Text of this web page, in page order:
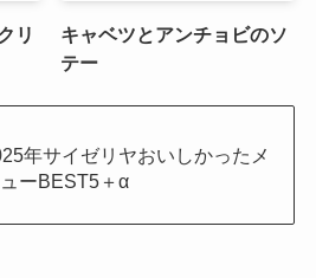
リ
キャベツとアンチョビのソ
テー
年サイゼリヤおいしかったメ
ーBEST5＋α